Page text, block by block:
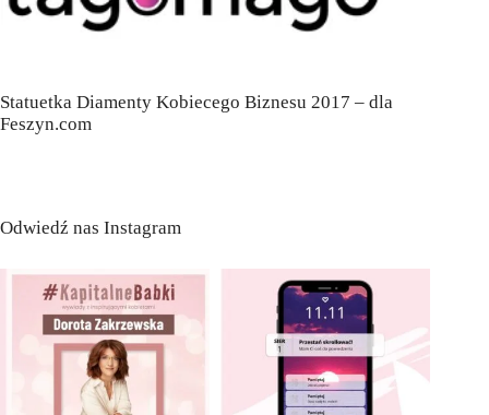
Statuetka Diamenty Kobiecego Biznesu 2017 – dla
Feszyn.com
Odwiedź nas Instagram